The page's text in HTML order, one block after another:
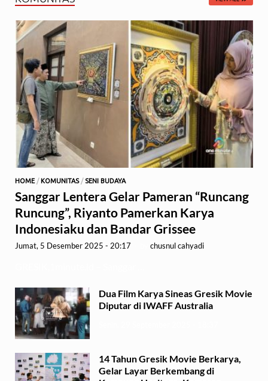
HOME / KOMUNITAS/ SENI BUDAYA
Sanggar Lentera Gelar Pameran “Runcang
Runcung”, Riyanto Pamerkan Karya
Indonesiaku dan Bandar Grissee
Jumat, 5 Desember 2025 - 20:17 chusnul cahyadi
Dua Film Karya Sineas Gresik Movie
Diputar di IWAFF Australia
14 Tahun Gresik Movie Berkarya,
Gelar Layar Berkembang di